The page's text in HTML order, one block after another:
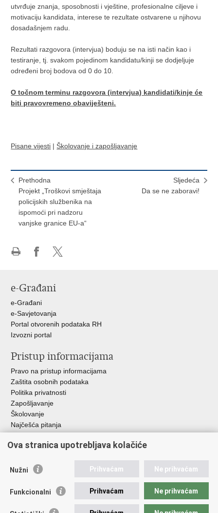
utvrđuje znanja, sposobnosti i vještine, profesionalne ciljeve i
motivaciju kandidata, interese te rezultate ostvarene u njihovu
dosadašnjem radu.
Rezultati razgovora (intervjua) boduju se na isti način kao i
testiranje, tj. svakom pojedinom kandidatu/kinji se dodjeljuje
određeni broj bodova od 0 do 10.
O točnom terminu razgovora (intervjua) kandidati/kinje će
biti pravovremeno obaviješteni.
Pisane vijesti | Školovanje i zapošljavanje
Prethodna
Projekt „Troškovi smještaja
policijskih službenika na
ispomoći pri nadzoru
vanjske granice EU-a“
Sljedeća
Da se ne zaboravi!
Facebooku
X-
e-Građani
e-Građani
e-Savjetovanja
Portal otvorenih podataka RH
Izvozni portal
Pristup informacijama
Pravo na pristup informacijama
Zaštita osobnih podataka
Politika privatnosti
Zapošljavanje
Školovanje
Najčešća pitanja
Važne poveznice
EMN Nacionalna kontaktna točka za Republiku Hrvatsku
Policijska akademija
Ova stranica upotrebljava kolačiće
Nužni Prihvaćam Ne prihvaćam
Funkcionalni Prihvaćam Ne prihvaćam